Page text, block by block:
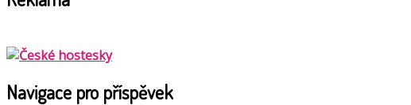
Navigace pro příspěvek